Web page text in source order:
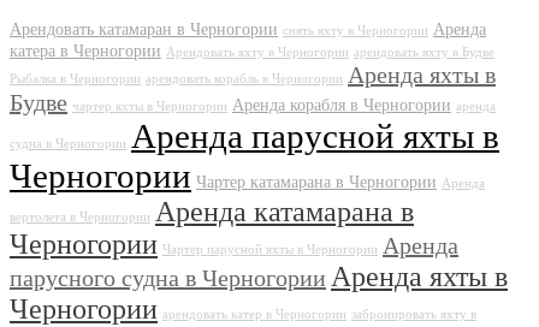
Арендовать катамаран в Черногории снять яхту в Черногории Аренда
катера в Черногории Арендовать яхту в Черногории арендовать яхту в Будве
Рыбалка в Черногории арендовать корабль в Черногории
Аренда яхты в
Будве чартер яхты в Черногории Аренда корабля в Черногории аренда
судна в Черногории
Аренда парусной яхты в
Черногории Чартер катамарана в Черногории Аренда
вертолета в Черногории
Аренда катамарана в
Черногории Чартер парусной яхты в Черногории
Аренда
парусного судна в Черногории Аренда яхты в
Черногории арендовать катер в Черногории забронировать яхту в